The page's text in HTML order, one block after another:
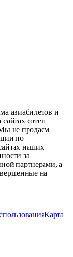
авиабилетов и
сотен
не продаем
по
наших
за
партнерами, а
на
Карта